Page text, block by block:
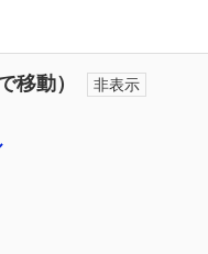
移動）